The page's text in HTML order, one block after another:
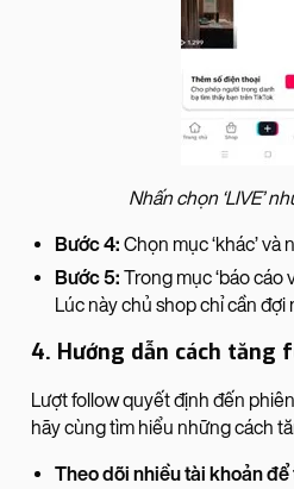
Nhấn chọn ‘LIVE’
Bước 4: Chọn mục ‘khác’ và
Bước 5: Trong mục ‘báo cáo
Lúc này chủ shop chỉ cần
4. Hướng dẫn cách tăng
Lượt follow quyết định đến
hãy cùng tìm hiểu những cách
Theo dõi nhiều tài khoản